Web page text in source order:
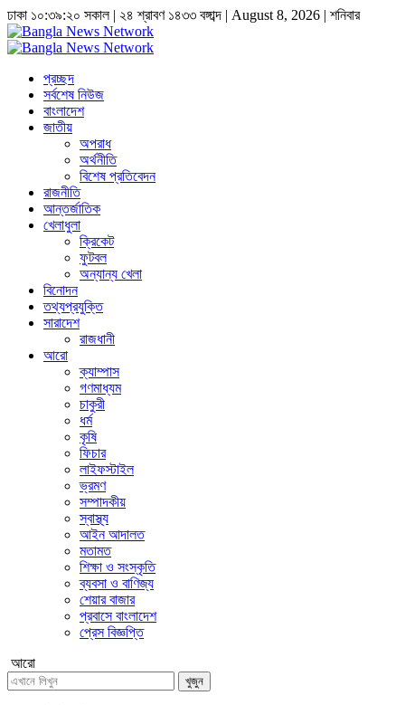
ঢাকা ১০:৩৯:২১ সকাল| ২৪ শ্রাবণ ১৪৩৩ বঙ্গাব্দ | August 8, 2026| শনিবার
প্রচ্ছদ
সর্বশেষ নিউজ
বাংলাদেশ
জাতীয়
অপরাধ
অর্থনীতি
বিশেষ প্রতিবেদন
রাজনীতি
আন্তর্জাতিক
খেলাধুলা
ক্রিকেট
ফুটবল
অন্যান্য খেলা
বিনোদন
তথ্যপ্রযুক্তি
সারাদেশ
রাজধানী
আরো
ক্যাম্পাস
গণমাধ্যম
চাকুরী
ধর্ম
কৃষি
ফিচার
লাইফস্টাইল
ভ্রমণ
সম্পাদকীয়
স্বাস্থ্য
আইন আদালত
মতামত
শিক্ষা ও সংস্কৃতি
ব্যবসা ও বাণিজ্য
শেয়ার বাজার
প্রবাসে বাংলাদেশ
প্রেস বিজ্ঞপ্তি
আরো
খুজুন